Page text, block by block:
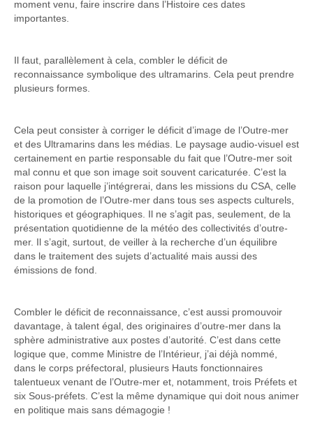
moment venu, faire inscrire dans l’Histoire ces dates
importantes.
Il faut, parallèlement à cela, combler le déficit de
reconnaissance symbolique des ultramarins. Cela peut prendre
plusieurs formes.
Cela peut consister à corriger le déficit d’image de l’Outre-mer
et des Ultramarins dans les médias. Le paysage audio-visuel est
certainement en partie responsable du fait que l’Outre-mer soit
mal connu et que son image soit souvent caricaturée. C’est la
raison pour laquelle j’intégrerai, dans les missions du CSA, celle
de la promotion de l’Outre-mer dans tous ses aspects culturels,
historiques et géographiques. Il ne s’agit pas, seulement, de la
présentation quotidienne de la météo des collectivités d’outre-
mer. Il s’agit, surtout, de veiller à la recherche d’un équilibre
dans le traitement des sujets d’actualité mais aussi des
émissions de fond.
Combler le déficit de reconnaissance, c’est aussi promouvoir
davantage, à talent égal, des originaires d’outre-mer dans la
sphère administrative aux postes d’autorité. C’est dans cette
logique que, comme Ministre de l’Intérieur, j’ai déjà nommé,
dans le corps préfectoral, plusieurs Hauts fonctionnaires
talentueux venant de l’Outre-mer et, notamment, trois Préfets et
six Sous-préfets. C’est la même dynamique qui doit nous animer
en politique mais sans démagogie !